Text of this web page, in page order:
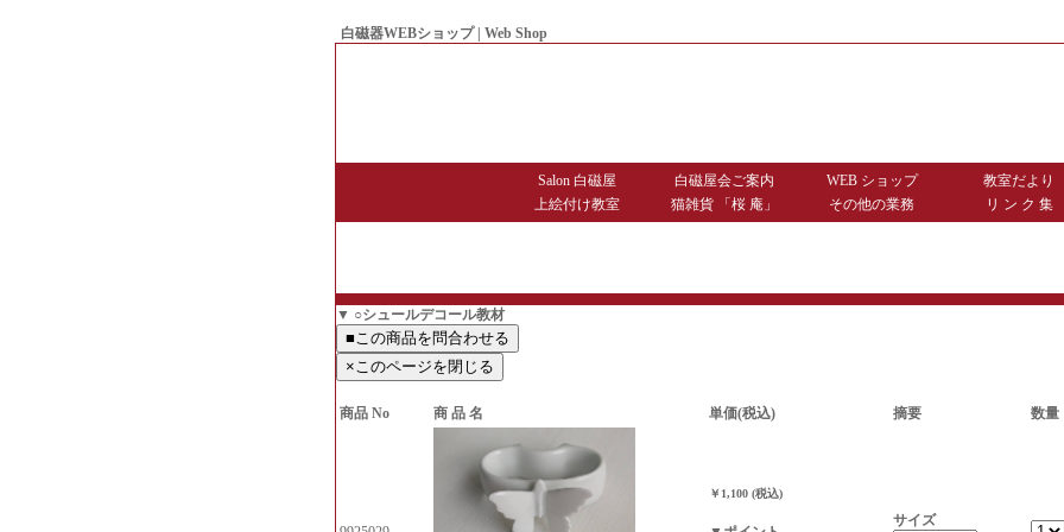
白磁器WEBショップ | Web Shop
Salon 白磁屋 白磁屋会ご案内 WEB ショップ
教室だより
上絵付け教室
猫雑貨 「桜 庵」 その他の業務 リ ン ク 集
▼ ○シュールデコール教材
商品 No 商 品 名 単価(税込) 摘要 数量
￥1,100 (税込)
サイズ